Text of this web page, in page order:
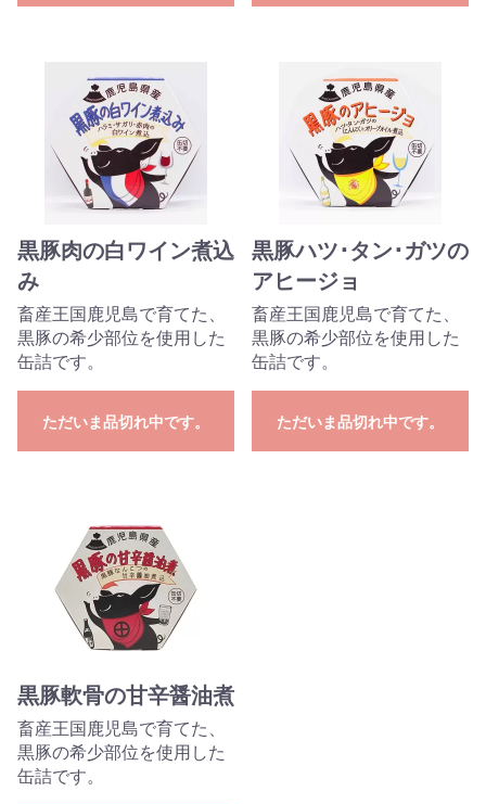
黒豚肉の白ワイン煮込
み
畜産王国鹿児島で育てた、
黒豚の希少部位を使用した
缶詰です。
ただいま品切れ中です。
黒豚ハツ･タン･ガツの
アヒージョ
畜産王国鹿児島で育てた、
黒豚の希少部位を使用した
缶詰です。
ただいま品切れ中です。
黒豚軟骨の甘辛醤油煮
畜産王国鹿児島で育てた、
黒豚の希少部位を使用した
缶詰です。